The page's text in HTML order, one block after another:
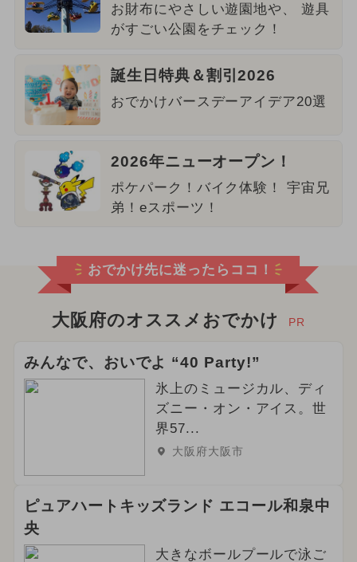
お財布にやさしい遊園地や、 遊具
がすごい公園をチェック！
誕生日特典＆割引2026
おでかけバースデーアイデア20選
2026年ニューオープン！
ポケパーク！バイク体験！ 宇宙兄
弟！eスポーツ！
おでかけ先に迷ったらココ！
大阪府のオススメおでかけ PR
みんなで、おいでよ “40 Party!”
氷上のミュージカル、ディ
ズニー・オン・アイス。世
界57...
大阪府大阪市
ピュアハートキッズランド エコール和泉中
央
大きなボールプールで泳ご